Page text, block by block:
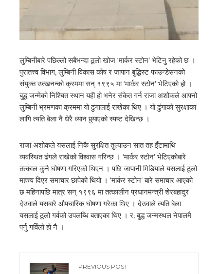
लुम्बिनीबारे पछिल्लो सबैभन्दा ठूलो खोज ‘मार्कर स्टोन’ भेटिनु रहेको छ ।
पुरातत्त्व विभाग, लुम्बिनी विकास कोष र जापान बुद्धिस्ट फाउन्डेसनको
संयुक्त उत्खनन्को क्रममा सन् १९९५ मा ‘मार्कर स्टोन’ भेटिएको हो ।
बुद्ध जन्मेको निश्चित स्थान यही हो भनेर संकेत गर्न राजा अशोकले आफ्नो
लुम्बिनी भ्रमणका क्रममा यो ढुंगालाई राखेका थिए । यो ढुंगाको सुरक्षाका
लागि त्यति बेला नै धेरै ध्यान पुर्‍याएको स्पष्ट देखिन्छ ।
राजा अशोकले यसलाई निकै सुरक्षित तुल्याउन सात तह इँटामाथि
व्यवस्थित ढंगले राखेको विश्वास गरिन्छ । ‘मार्कर स्टोन’ भेटिएकोबारे
तत्काल कुनै घोषणा गरिएको थिएन । पछि जापानी मिडियाले यसलाई ठूलो
महत्त्व दिएर समाचार छापेको थियो । ‘मार्कर स्टोन’ बारे समाचार आएको
छ महिनापछि मात्र सन् १९९६ मा तत्कालीन प्रधानमन्त्री शेरबहादुर
देउवाले यसबारे औपचारिक घोषणा गरेका थिए । देउवाले त्यति बेला
यसलाई ठूलो गर्वको उपलब्धि बताएका थिए । र, बुद्ध जन्मस्थल नेपालमै
पर्नु गर्विलो हो नै ।
PREVIOUS POST